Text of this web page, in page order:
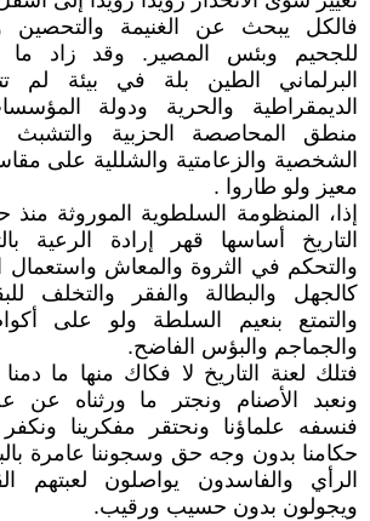
فالكل يبحث عن الغنيمة والتحصين
للجحيم وبئس المصير. وقد زاد ما
البرلماني الطين بلة في بيئة لم
الديمقراطية والحرية ودولة
منطق المحاصصة الحزبية والتشبث
الشخصية والزعامتية والشللية على
معيز ولو طاروا .
إذا، المنظومة السلطوية الموروثة
التاريخ أساسها قهر إرادة الرعية
والتحكم في الثروة والمعاش واستعمال
كالجهل والبطالة والفقر والتخلف
والتمتع بنعيم السلطة ولو على
والجماجم والبؤس الفاضح.
فتلك لعنة التاريخ لا فكاك منها ما
ونعبد الأصنام ونجتر ما ورثناه عن
فنسفه علماؤنا ونحتقر مفكرينا
حكامنا بدون وجه حق وسجوننا عامرة
الرأي والفاسدون يواصلون لعبتهم
ويجولون بدون حسيب ورقيب.